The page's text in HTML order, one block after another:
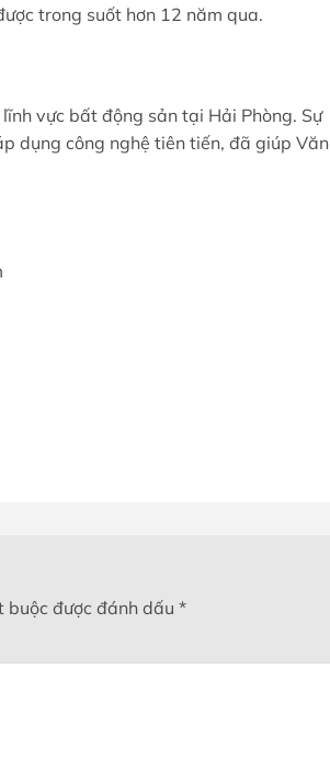
trong suốt hơn 12 năm qua.
vực bất động sản tại Hải Phòng. Sự
dụng công nghệ tiên tiến, đã giúp Văn
buộc được đánh dấu *